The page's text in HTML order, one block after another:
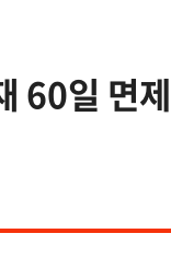
60일 면